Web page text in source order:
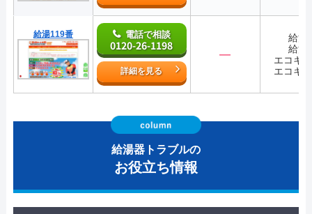
給湯119番 電話で相談
0120-26-1198
詳細を見る
―
給湯
給湯
エコキ
エコキ
給湯器トラブルの
お役立ち情報